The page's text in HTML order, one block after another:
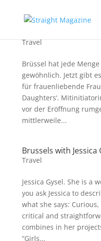
Travel
Brüssel hat jede
gewöhnlich. Jetzt gibt
für frauenliebende
Daughters‘.
vor der Eröffnung
mittlerweile...
Brussels with Jessica
Travel
Jessica Gysel. She is a
you ask Jessica to
what she says:
critical and
combines in her
“Girls...